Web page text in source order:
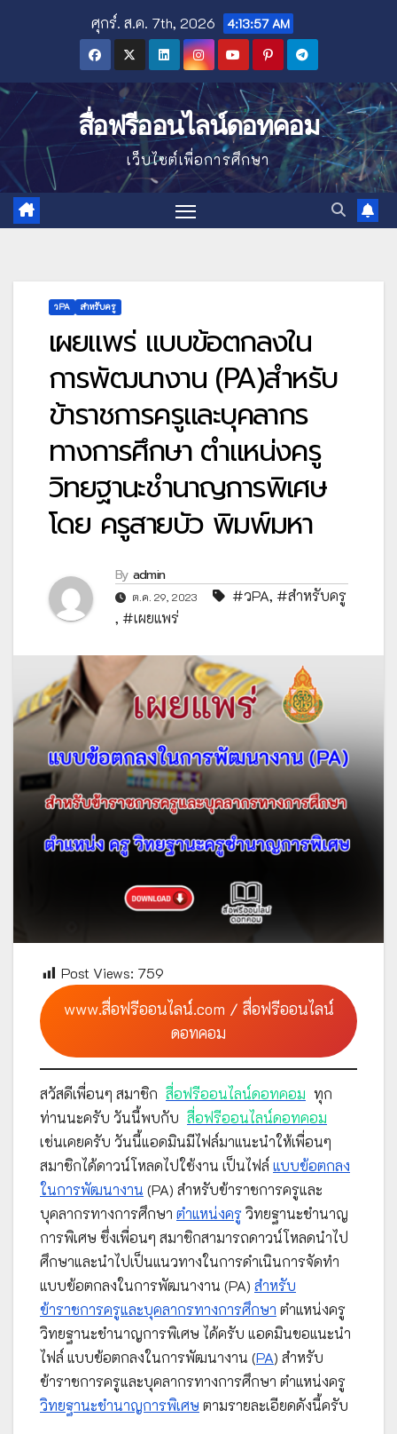
ศุกร์. ส.ค. 7th, 2026 4:13:59 AM
สื่อฟรีออนไลน์ดอทคอม
เว็บไซต์เพื่อการศึกษา
วPA สำหรับครู
เผยแพร่ แบบข้อตกลงใน
การพัฒนางาน (PA)สำหรับ
ข้าราชการครูและบุคลากร
ทางการศึกษา ตำแหน่งครู
วิทยฐานะชำนาญการพิเศษ
โดย ครูสายบัว พิมพ์มหา
By admin
ต.ค. 29, 2023 #วPA, #สำหรับครู
, #เผยแพร่
Post Views: 759
www.สื่อฟรีออนไลน์.com / สื่อฟรีออนไลน์
ดอทคอม
สวัสดีเพื่อนๆ สมาชิก สื่อฟรีออนไลน์ดอทคอม ทุก
ท่านนะครับ วันนี้พบกับ สื่อฟรีออนไลน์ดอทคอม
เช่นเคยครับ วันนี้แอดมินมีไฟล์มาแนะนำให้เพื่อนๆ
สมาชิกได้ดาวน์โหลดไปใช้งาน เป็นไฟล์ แบบข้อตกลง
ในการพัฒนางาน (PA) สำหรับข้าราชการครูและ
บุคลากรทางการศึกษา ตำแหน่งครู วิทยฐานะชำนาญ
การพิเศษ ซึ่งเพื่อนๆ สมาชิกสามารถดาวน์โหลดนำไป
ศึกษาและนำไปเป็นแนวทางในการดำเนินการจัดทำ
แบบข้อตกลงในการพัฒนางาน (PA) สำหรับ
ข้าราชการครูและบุคลากรทางการศึกษา ตำแหน่งครู
วิทยฐานะชำนาญการพิเศษ ได้ครับ แอดมินขอแนะนำ
ไฟล์ แบบข้อตกลงในการพัฒนางาน (PA) สำหรับ
ข้าราชการครูและบุคลากรทางการศึกษา ตำแหน่งครู
วิทยฐานะชำนาญการพิเศษ ตามรายละเอียดดังนี้ครับ